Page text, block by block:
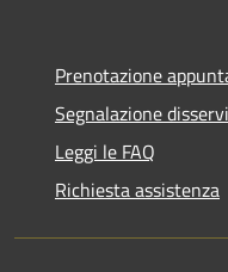
Prenotazione
Segnalazione
Leggi le FAQ
Richiesta assistenza